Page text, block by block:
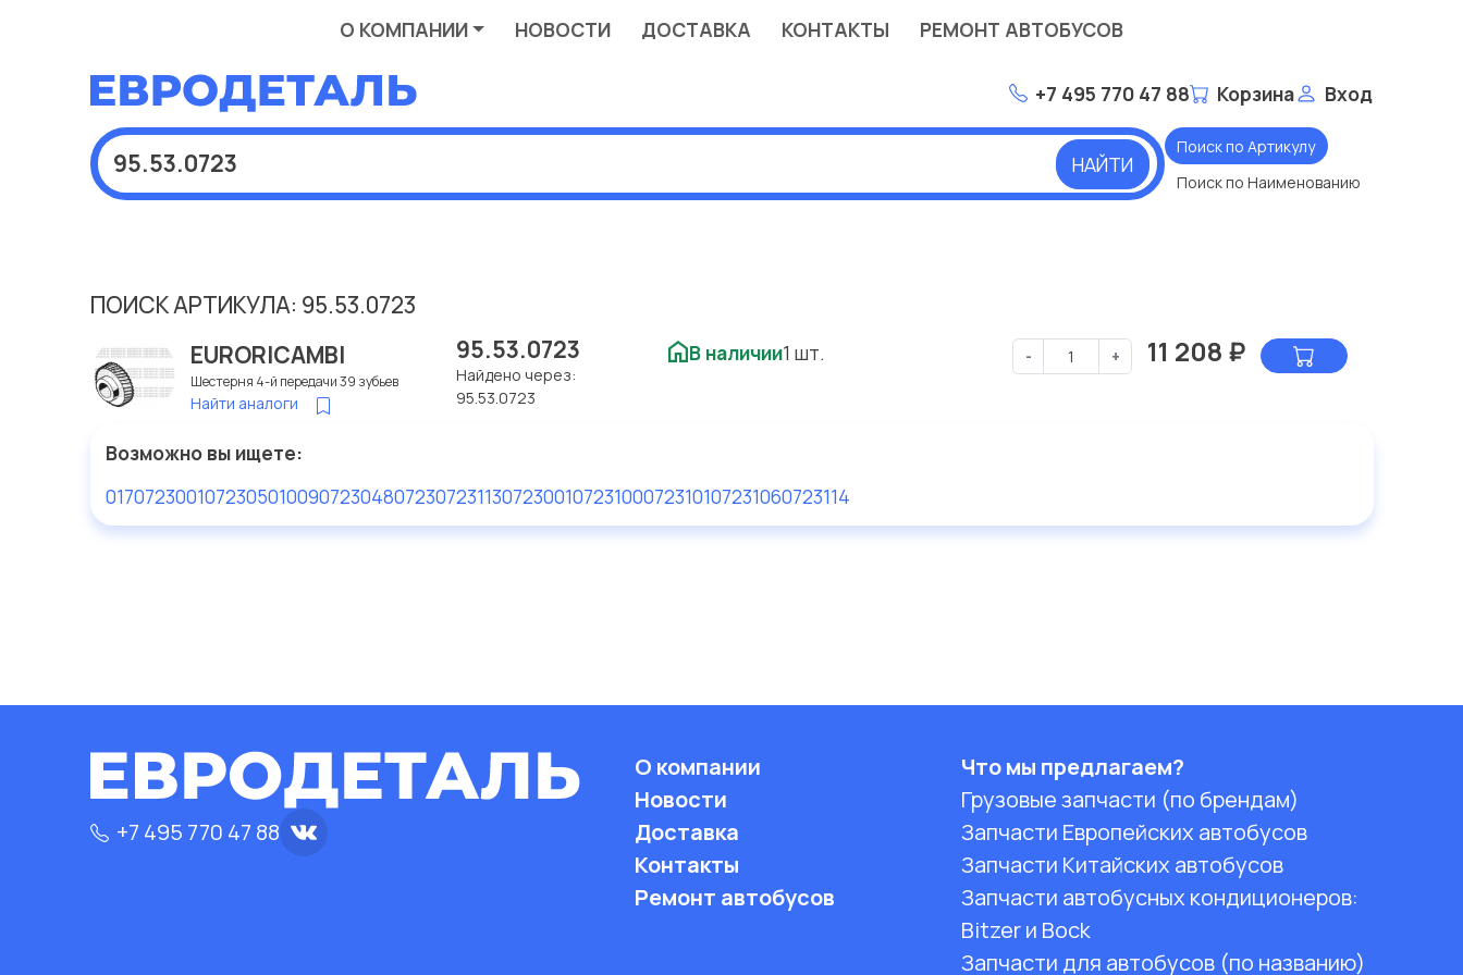
О КОМПАНИИ НОВОСТИ ДОСТАВКА КОНТАКТЫ РЕМОНТ АВТОБУСОВ
+7 495 770 47 88 Корзина Вход
НАЙТИ
Поиск по Артикулу
Поиск по Наименованию
ПОИСК АРТИКУЛА: 95.53.0723
EURORICAMBI
Шестерня 4-й передачи 39 зубьев
Найти аналоги
95.53.0723
Найдено через:
95.53.0723
В наличии1 шт. - + 11 208 ₽
Возможно вы ищете:
01707230010723050100907230480723072311307230010723100072310107231060723114
+7 495 770 47 88
О компании
Новости
Доставка
Контакты
Ремонт автобусов
Что мы предлагаем?
Грузовые запчасти (по брендам)
Запчасти Европейских автобусов
Запчасти Китайских автобусов
Запчасти автобусных кондиционеров:
Bitzer и Bock
Запчасти для автобусов (по названию)